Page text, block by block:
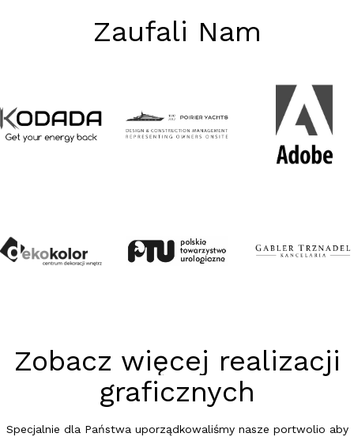
Zaufali Nam
Zobacz więcej realizacji
graficznych
Specjalnie dla Państwa uporządkowaliśmy nasze portwolio aby